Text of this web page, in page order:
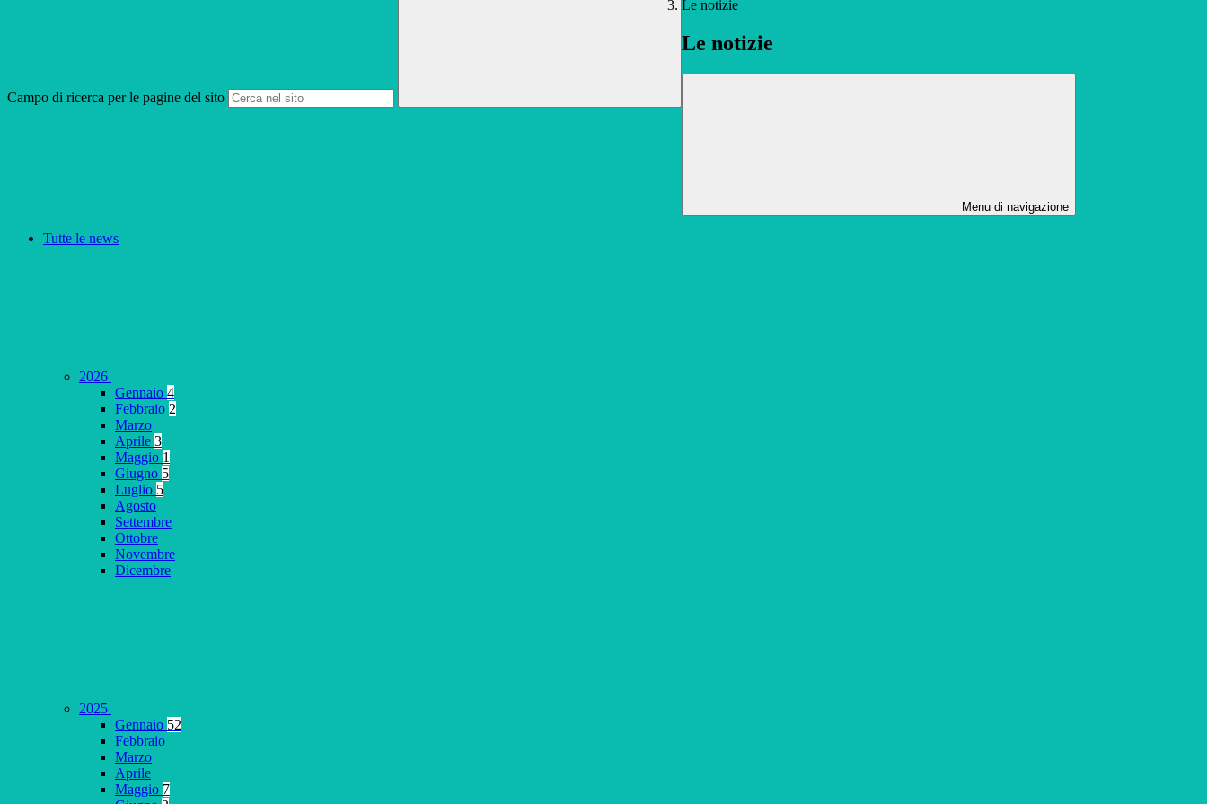
Campo di ricerca per le pagine del sito
Le notizie
Le notizie
Menu di navigazione
Tutte le news
2026
Gennaio 4
Febbraio 2
Marzo
Aprile 3
Maggio 1
Giugno 5
Luglio 5
Agosto
Settembre
Ottobre
Novembre
Dicembre
2025
Gennaio 52
Febbraio
Marzo
Aprile
Maggio 7